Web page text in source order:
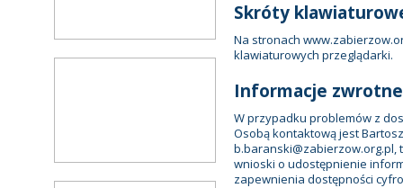
Skróty
Na stronach
klawiaturowych przeglądarki.
Informacje
W przypadku problemów z
Osobą kontaktową jest
b.baranski@zabierzow.org.pl,
wnioski o udostępnienie
zapewnienia dostępności